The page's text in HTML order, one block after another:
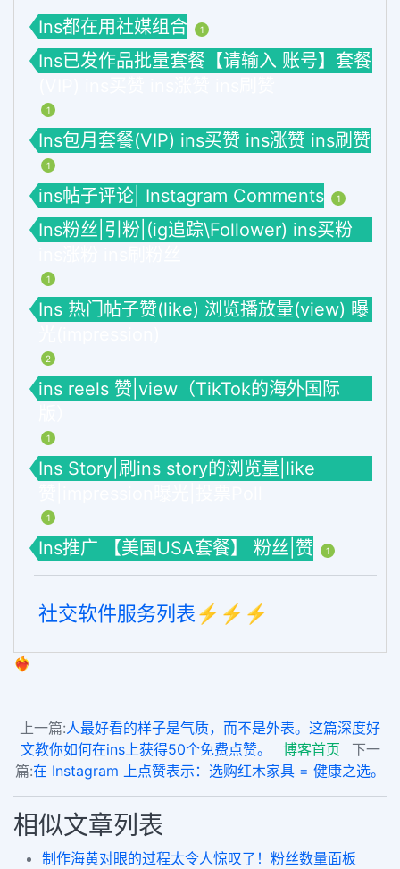
Ins都在用社媒组合 1
Ins已发作品批量套餐【请输入 账号】套餐
1
Ins包月套餐(VIP) ins买赞 ins涨赞 ins刷赞
1
ins帖子评论| Instagram Comments 1
Ins粉丝|引粉|(ig追踪\Follower) ins买粉
1
Ins 热门帖子赞(like) 浏览播放量(view) 曝
2
ins reels 赞|view（TikTok的海外国际
1
Ins Story|刷ins story的浏览量|like
1
Ins推广 【美国USA套餐】 粉丝|赞 1
社交软件服务列表⚡️⚡️⚡️
❤️‍🔥
上一篇:人最好看的样子是气质，而不是外表。这篇深度好
文教你如何在ins上获得50个免费点赞。
博客首页
下一
篇:在 Instagram 上点赞表示：选购红木家具 = 健康之选。
相似文章列表
制作海黄对眼的过程太令人惊叹了！粉丝数量面板